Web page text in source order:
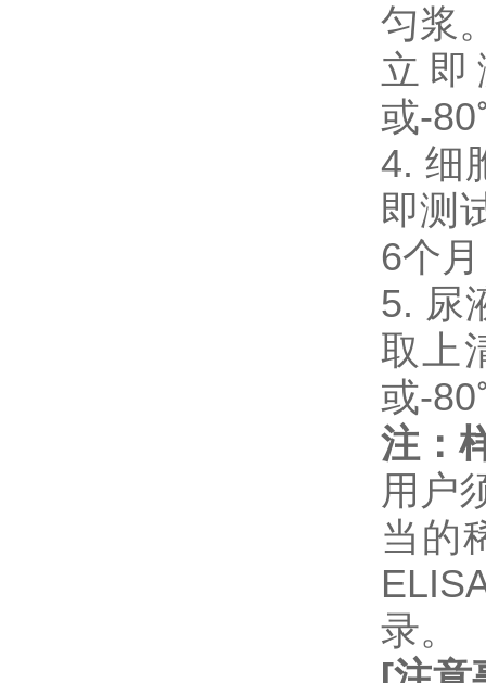
匀浆
立
或-
4. 细
即测
6个
5. 尿
取上
或-
注：
用户
当的
录。